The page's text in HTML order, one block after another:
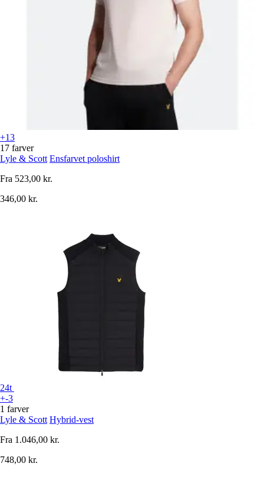
+13
17 farver
Lyle & Scott Ensfarvet poloshirt
Fra 523,00 kr.
346,00 kr.
24t
+-3
1 farver
Lyle & Scott Hybrid-vest
Fra 1.046,00 kr.
748,00 kr.